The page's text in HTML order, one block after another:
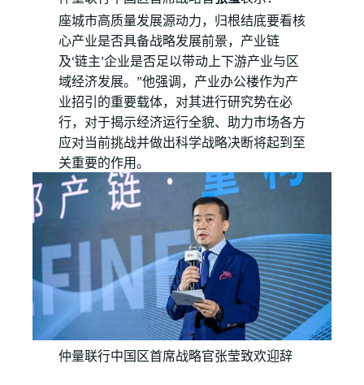
座城市高质量发展源动力，归根结底要看核
心产业是否具备战略发展前景，产业链
及‘链主’企业是否足以带动上下游产业与区
域经济发展。”他强调，产业办公楼作为产
业招引的重要载体，对其进行研究势在必
行，对于揭示经济运行全貌、助力市场各方
应对当前挑战并做出科学战略决断将起到至
关重要的作用。
仲量联行中国区首席战略官张莹致欢迎辞